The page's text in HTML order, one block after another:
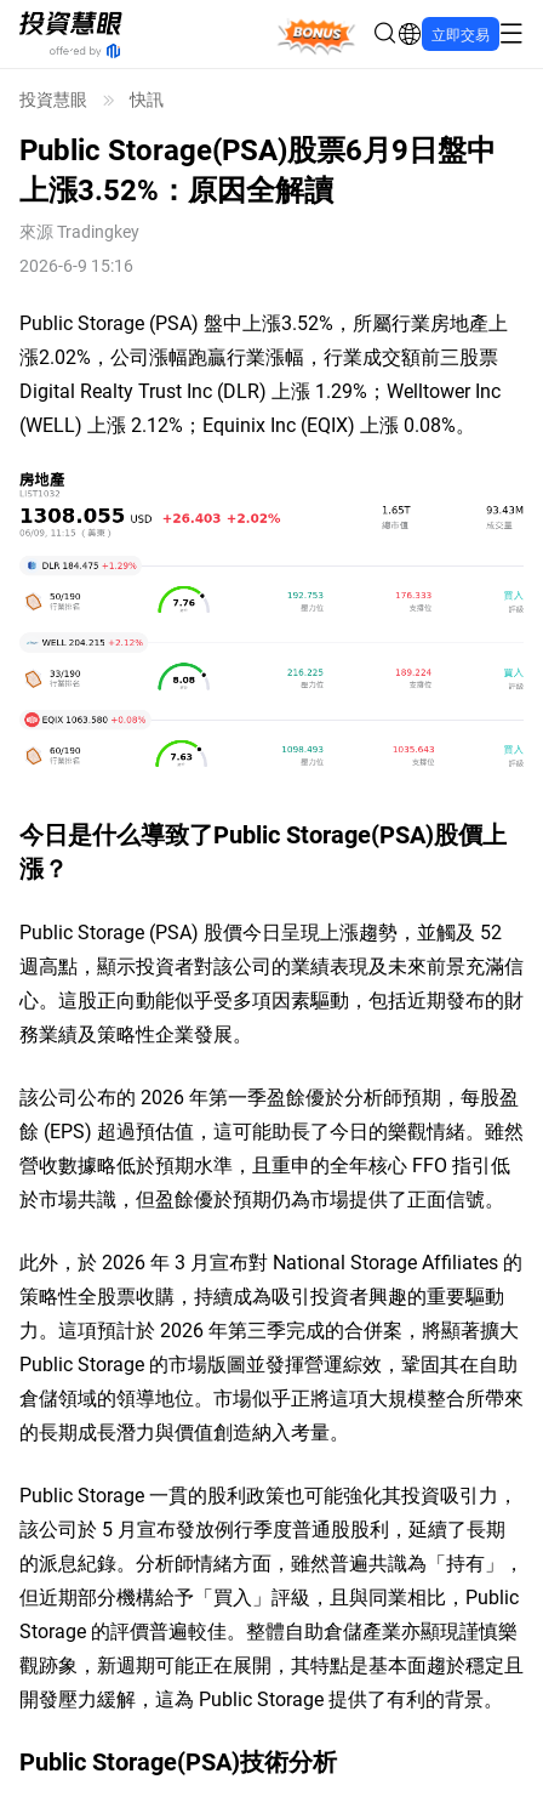
Bonus 立即交易
投資慧眼 快訊
Public Storage(PSA)股票6月9日盤中
上漲3.52%：原因全解讀
來源Tradingkey
2026-6-9 15:16
Public Storage (PSA) 盤中上漲3.52%，所屬行業房地產上
漲2.02%，公司漲幅跑贏行業漲幅，行業成交額前三股票
Digital Realty Trust Inc (DLR) 上漲 1.29%；Welltower Inc
(WELL) 上漲 2.12%；Equinix Inc (EQIX) 上漲 0.08%。
今日是什么導致了Public Storage(PSA)股價上
漲？
Public Storage (PSA) 股價今日呈現上漲趨勢，並觸及 52
週高點，顯示投資者對該公司的業績表現及未來前景充滿信
心。這股正向動能似乎受多項因素驅動，包括近期發布的財
務業績及策略性企業發展。
該公司公布的 2026 年第一季盈餘優於分析師預期，每股盈
餘 (EPS) 超過預估值，這可能助長了今日的樂觀情緒。雖然
營收數據略低於預期水準，且重申的全年核心 FFO 指引低
於市場共識，但盈餘優於預期仍為市場提供了正面信號。
此外，於 2026 年 3 月宣布對 National Storage Affiliates 的
策略性全股票收購，持續成為吸引投資者興趣的重要驅動
力。這項預計於 2026 年第三季完成的合併案，將顯著擴大
Public Storage 的市場版圖並發揮營運綜效，鞏固其在自助
倉儲領域的領導地位。市場似乎正將這項大規模整合所帶來
的長期成長潛力與價值創造納入考量。
Public Storage 一貫的股利政策也可能強化其投資吸引力，
該公司於 5 月宣布發放例行季度普通股股利，延續了長期
的派息紀錄。分析師情緒方面，雖然普遍共識為「持有」，
但近期部分機構給予「買入」評級，且與同業相比，Public
Storage 的評價普遍較佳。整體自助倉儲產業亦顯現謹慎樂
觀跡象，新週期可能正在展開，其特點是基本面趨於穩定且
開發壓力緩解，這為 Public Storage 提供了有利的背景。
Public Storage(PSA)技術分析